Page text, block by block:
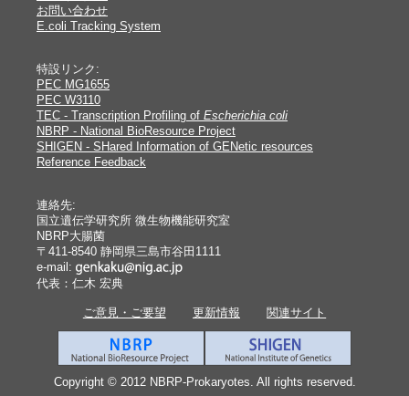
お問い合わせ
E.coli Tracking System
特設リンク:
PEC MG1655
PEC W3110
TEC - Transcription Profiling of Escherichia coli
NBRP - National BioResource Project
SHIGEN - SHared Information of GENetic resources
Reference Feedback
連絡先:
国立遺伝学研究所 微生物機能研究室
NBRP大腸菌
〒411-8540 静岡県三島市谷田1111
e-mail:
代表：仁木 宏典
ご意見・ご要望 更新情報 関連サイト
Copyright © 2012 NBRP-Prokaryotes. All rights reserved.